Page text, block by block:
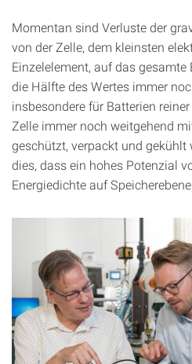
Momentan sind Verluste der
von der Zelle, dem kleinsten
Einzelelement, auf das
die Hälfte des Wertes immer
insbesondere für Batterien
Zelle immer noch weitgehend
geschützt, verpackt und gekühlt
dies, dass ein hohes Potenzial
Energiedichte auf